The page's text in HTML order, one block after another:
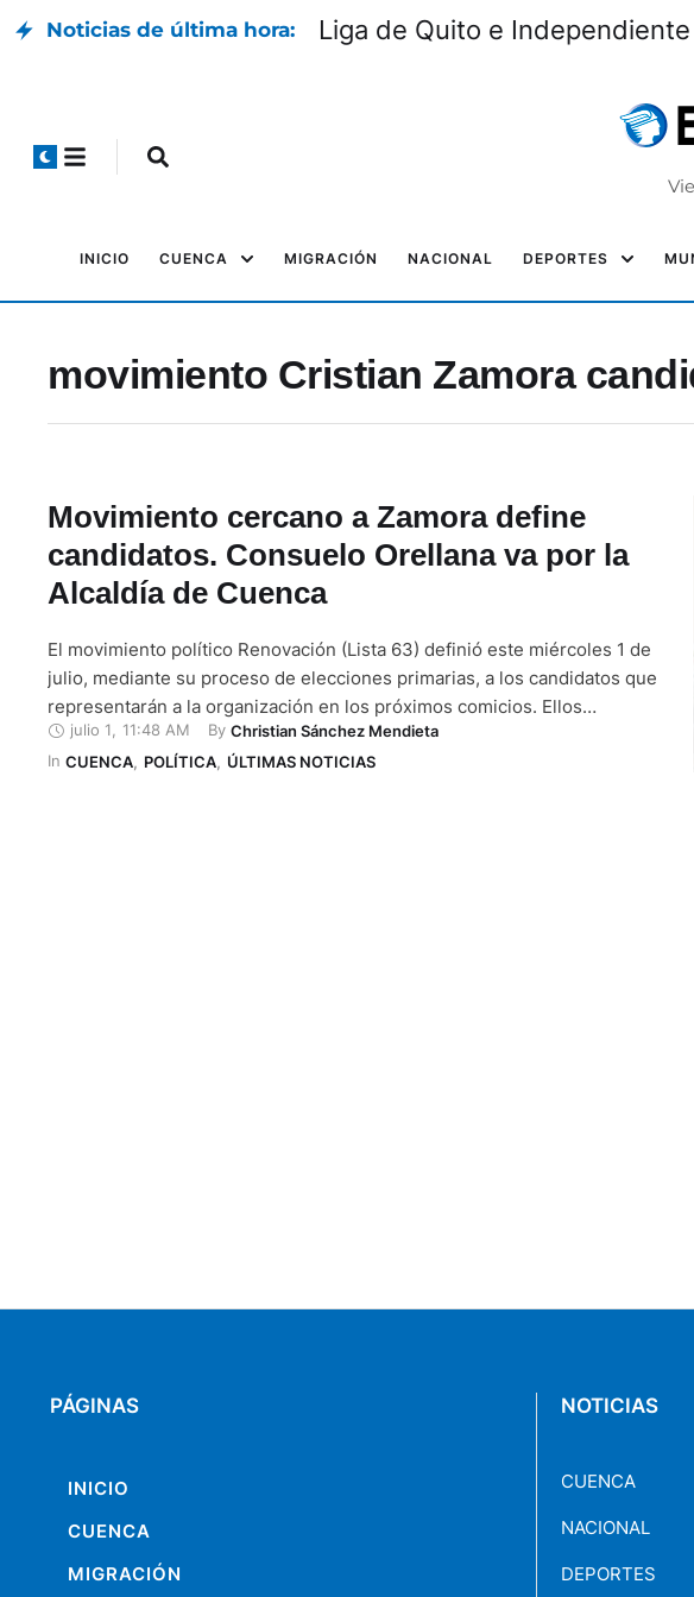
Noticias de última hora: Liga de Quito e
INICIO CUENCA MIGRACIÓN NACIONAL DEPORTES
movimiento Cristian Zamora
Movimiento cercano a Zamora define
candidatos. Consuelo Orellana va por la
Alcaldía de Cuenca
El movimiento político Renovación (Lista 63) definió este miércoles 1 de
julio, mediante su proceso de elecciones primarias, a los candidatos que
representarán a la organización en los próximos comicios. Ellos
participarán en las Elecciones Seccionales y del Consejo de
Participación Ciudadana y Control Social (CPCCS) de 2027, que se
julio 1 11:48 AM By Christian Sánchez Mendieta
In CUENCA, POLÍTICA, ÚLTIMAS NOTICIAS
PÁGINAS
INICIO
CUENCA
MIGRACIÓN
NOTICIAS
CUENCA
NACIONAL
DEPORTES